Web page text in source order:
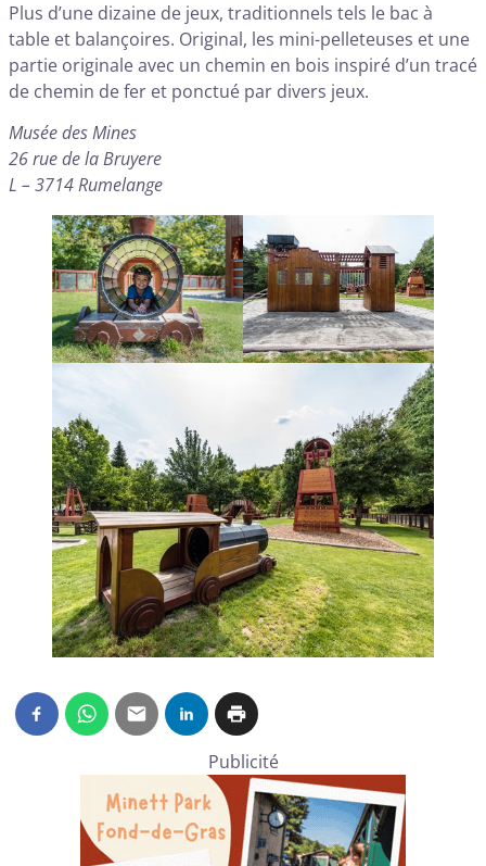
Plus d’une dizaine de jeux, traditionnels tels le bac à
table et balançoires. Original, les mini-pelleteuses et une
partie originale avec un chemin en bois inspiré d’un tracé
de chemin de fer et ponctué par divers jeux.
Musée des Mines
26 rue de la Bruyere
L – 3714 Rumelange
Publicité